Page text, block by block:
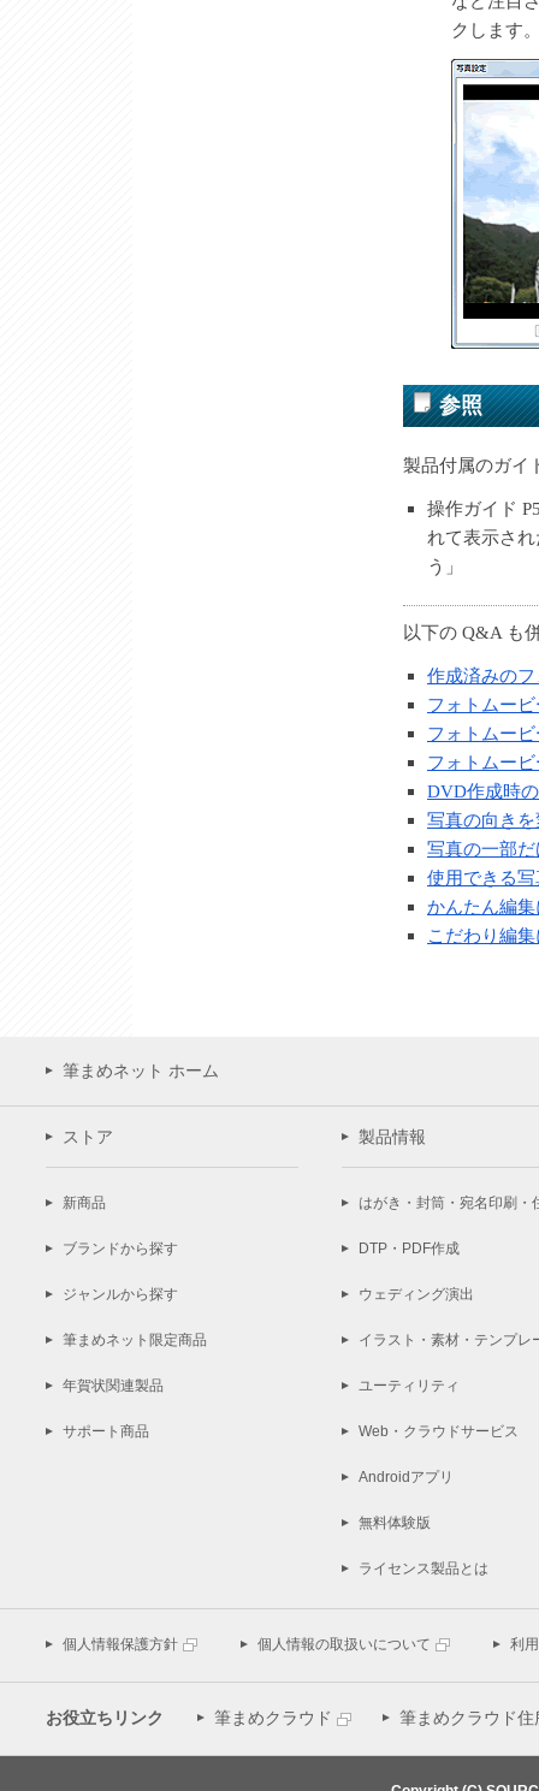
クします
参照
製品付属のガイ
操作ガイド
れて表示さ
う」
以下の Q&A も
作成済みの
フォトムー
フォトムー
フォトムー
DVD作成時
写真の向き
写真の一部
使用できる
かんたん編
こだわり編
筆まめネット ホーム
ストア
新商品
ブランドから探す
ジャンルから探す
筆まめネット限定商品
年賀状関連製品
サポート商品
製品情報
はがき・封筒・宛名印刷・
DTP・PDF作成
ウェディング演出
イラスト・素材・テンプレ
ユーティリティ
Web・クラウドサービス
Androidアプリ
無料体験版
ライセンス製品とは
個人情報保護方針 個人情報の取扱いについて 利
お役立ちリンク 筆まめクラウド 筆まめクラウド住